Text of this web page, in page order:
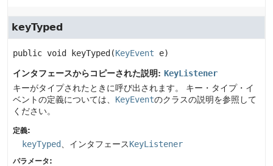
keyTyped
public void keyTyped (KeyEvent e)
インタフェースからコピーされた説明: KeyListener
キーがタイプされたときに呼び出されます。
キー・タイプ・イ
ベントの定義については、 KeyEventのクラスの説明を参照して
ください。
定義:
keyTyped 、インタフェースKeyListener
パラメータ: